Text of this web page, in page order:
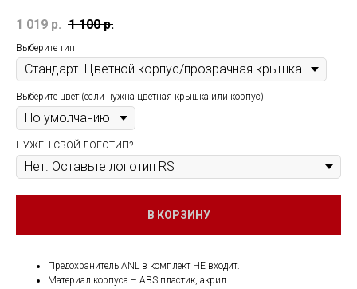
1 019 р. 1 100 р.
Выберите тип
Выберите цвет (если нужна цветная крышка или корпус)
НУЖЕН СВОЙ ЛОГОТИП?
В КОРЗИНУ
Предохранитель ANL в комплект НЕ входит.
Материал корпуса – ABS пластик, акрил.